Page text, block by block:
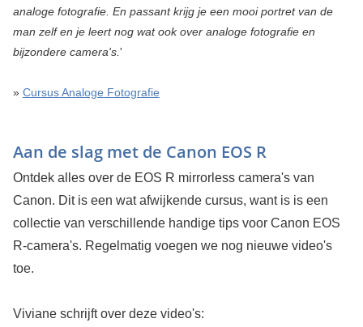
analoge fotografie. En passant krijg je een mooi portret van de
man zelf en je leert nog wat ook over analoge fotografie en
bijzondere camera's.'
» Cursus Analoge Fotografie
Aan de slag met de Canon EOS R
Ontdek alles over de EOS R mirrorless camera's van
Canon. Dit is een wat afwijkende cursus, want is is een
collectie van verschillende handige tips voor Canon EOS
R-camera's. Regelmatig voegen we nog nieuwe video's
toe.
Viviane schrijft over deze video's: